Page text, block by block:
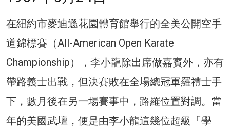
在紐約市麥迪遜花園體育館舉行的全美公開空手
道錦標賽（All-American Open Karate
Championship），李小龍除出席做嘉賓外，亦有
帶路義士出戰，但決賽敗在全場總冠軍羅禮士手
下，數月後在另一場賽事中，路羅位置對調。當
年的美國武壇，便是由李小龍這幾位超級「學